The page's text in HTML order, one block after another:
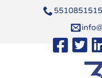
5510851515